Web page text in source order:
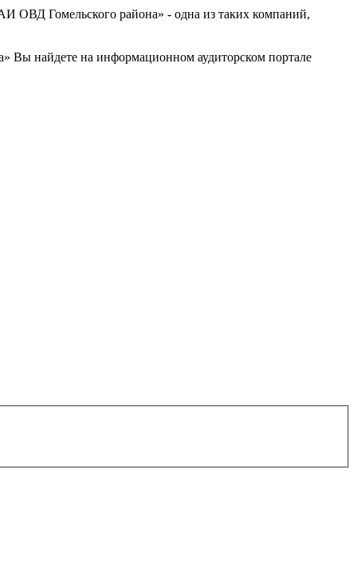
ОВД Гомельского района» - одна из таких компаний,
Вы найдете на информационном аудиторском портале